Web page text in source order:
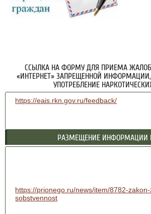
ССЫЛКА НА ФОРМУ ДЛЯ ПРИЕМА
«ИНТЕРНЕТ» ЗАПРЕЩЕННОЙ
УПОТРЕБЛЕНИЕ
https://eais.rkn.gov.ru/feedback/
РАЗМЕЩЕНИЕ ИНФОРМАЦИИ
https://prionego.ru/news/item/8782-
sobstvennost